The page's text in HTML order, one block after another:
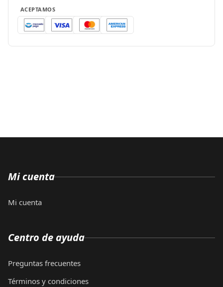
ACEPTAMOS
Mi cuenta
Mi cuenta
Centro de ayuda
Preguntas frecuentes
Términos y condiciones